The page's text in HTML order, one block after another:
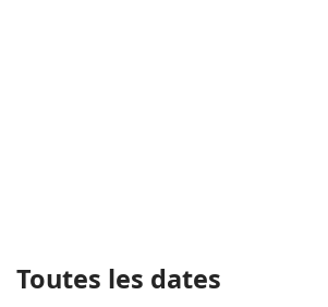
Toutes les dates